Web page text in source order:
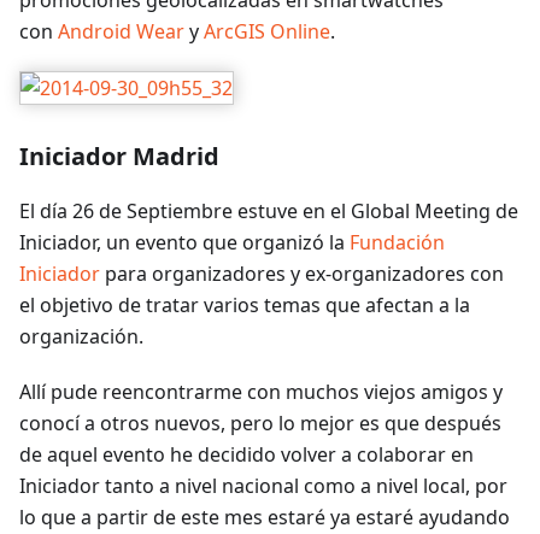
con Android WearyArcGIS Online.
Iniciador Madrid
El día 26 de Septiembre estuve en el Global Meeting de
Iniciador, un evento que organizó la Fundación
Iniciador para organizadores y ex-organizadores con
el objetivo de tratar varios temas que afectan a la
organización.
Allí pude reencontrarme con muchos viejos amigos y
conocí a otros nuevos, pero lo mejor es que después
de aquel evento he decidido volver a colaborar en
Iniciador tanto a nivel nacional como a nivel local, por
lo que a partir de este mes estaré ya estaré ayudando